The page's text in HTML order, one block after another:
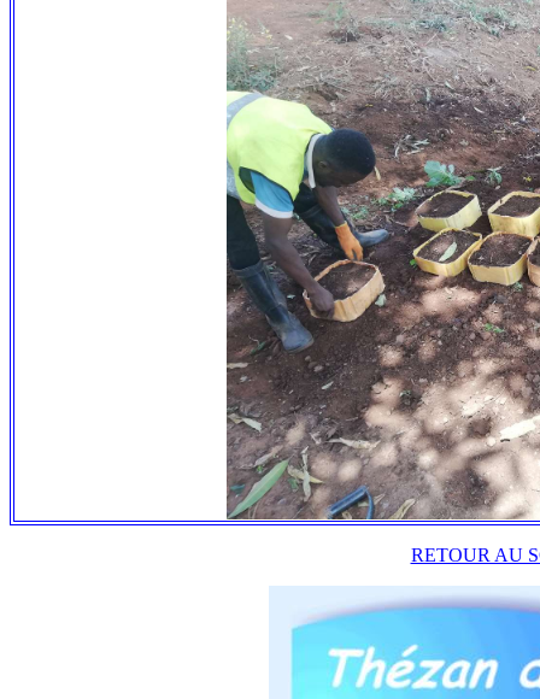
RETOUR AU